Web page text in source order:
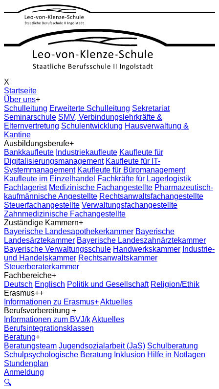
X
Startseite
Über uns+
Schulleitung Erweiterte Schulleitung Sekretariat
Seminarschule SMV, Verbindungslehrkräfte &
Elternvertretung Schulentwicklung Hausverwaltung &
Kantine
Ausbildungsberufe+
Bankkaufleute Industriekaufleute Kaufleute für
Digitalisierungsmanagement Kaufleute für IT-
Systemmanagement Kaufleute für Büromanagement
Kaufleute im Einzelhandel Fachkräfte für Lagerlogistik
Fachlagerist Medizinische Fachangestellte Pharmazeutisch-
kaufmännische Angestellte Rechtsanwaltsfachangestellte
Steuerfachangestellte Verwaltungsfachangestellte
Zahnmedizinische Fachangestellte
Zuständige Kammern+
Bayerische Landesapothekerkammer Bayerische
Landesärztekammer Bayerische Landeszahnärztekammer
Bayerische Verwaltungsschule Handwerkskammer Industrie-
und Handelskammer Rechtsanwaltskammer
Steuerberaterkammer
Fachbereiche+
Deutsch Englisch Politik und Gesellschaft Religion/Ethik
Erasmus++
Informationen zu Erasmus+Aktuelles
Berufsvorbereitung +
Informationen zum BVJ/kAktuelles
Berufsintegrationsklassen
Beratung+
Beratungsteam Jugendsozialarbeit (JaS) Schulberatung
Schulpsychologische Beratung Inklusion Hilfe in Notlagen
Stundenplan
Anmeldung
🔍